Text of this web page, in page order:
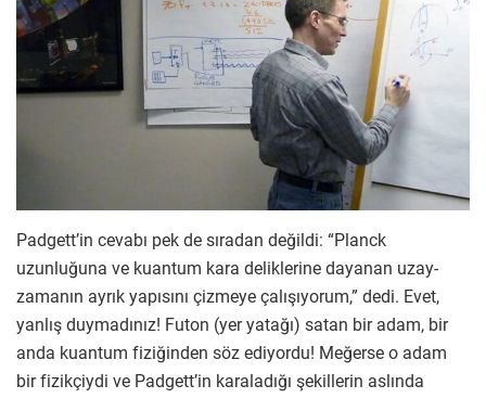
Padgett’in cevabı pek de sıradan değildi: “Planck
uzunluğuna ve kuantum kara deliklerine dayanan uzay-
zamanın ayrık yapısını çizmeye çalışıyorum,” dedi. Evet,
yanlış duymadınız! Futon (yer yatağı) satan bir adam, bir
anda kuantum fiziğinden söz ediyordu! Meğerse o adam
bir fizikçiydi ve Padgett’in karaladığı şekillerin aslında